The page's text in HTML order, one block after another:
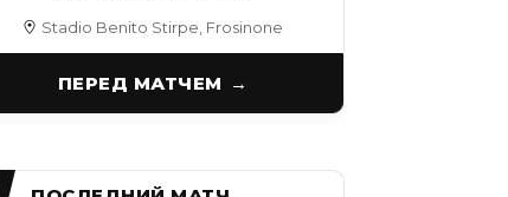
Stadio Benito Stirpe, Frosinone
ПЕРЕД МАТЧЕМ